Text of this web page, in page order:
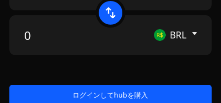
BRL
ログインしてhubを購入